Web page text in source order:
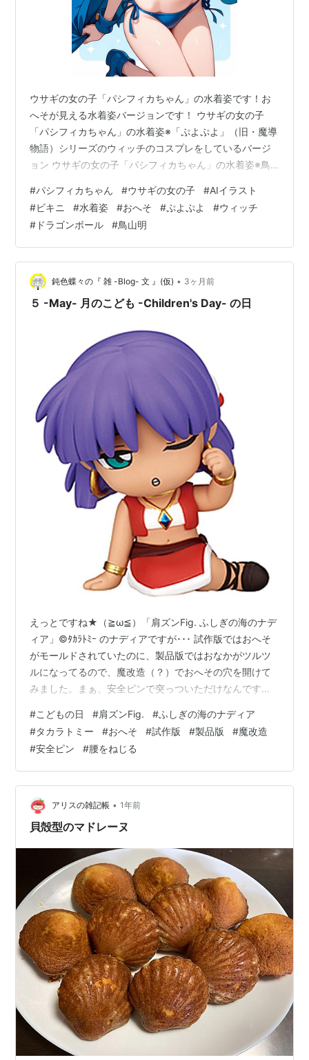
ウサギの女の子「パシフィカちゃん」の水着姿です！お
へそが見える水着姿バージョンです！ ウサギの女の子
「パシフィカちゃん」の水着姿※「ぷよぷよ」（旧・魔導
物語）シリーズのウィッチのコスプレをしているバージ
ョン ウサギの女の子「パシフィカちゃん」の水着姿※鳥
紹介 【パシフィカちゃん】メイベルちゃんのライバルで
あるウサギの女の子。埼玉県さいたま市（旧・大宮市）
出身。高飛車な性格をしており嫌味を言うこともある
が、根は優しい。名前の由来は、海外アニメ「怪奇ゾー
ン グラビティフォールズ」のパシフィカ・ノースウェス
トというキャラクターから。 ---…
#パシフィカちゃん #ウサギの女の子 #AIイラスト
#ビキニ #水着姿 #おへそ #ぷよぷよ #ウィッチ
# ドラゴンボール #鳥山明
鈍色蝶々の『 雑 -Blog- 文 』(仮) • 3ヶ月前
５ -May- 月のこども -Children's Day- の日
えっとですね★（≧ω≦）「肩ズンFig. ふしぎの海のナデ
ィア」©ﾀｶﾗﾄﾐｰ のナディアですが･･･ 試作版ではおへそ
がモールドされていたのに、製品版ではおなかがツルツ
ルになってるので、魔改造（？）でおへその穴を開けて
みました。まぁ、安全ピンで突っついただけなんですが
その位置が向かって右にちょっとずれてるような気もし
ますが、腰をねじってるからそう見えるだけです。多
分、きっと、恐らくは。 P.S.それにしても祝日である５
月５日にいったい何やってんだろう、私。ㅤ これじゃ「こ
どもの日｣ じゃなくて「こどもっぽい日｣ じゃないの｡
（駄洒落） ･･…
#こどもの日 #肩ズンFig. #ふしぎの海のナディア
#タカラトミー #おへそ #試作版 #製品版 #魔改造
#安全ピン #腰をねじる
アリスの雑記帳 • 1年前
貝殻型のマドレーヌ